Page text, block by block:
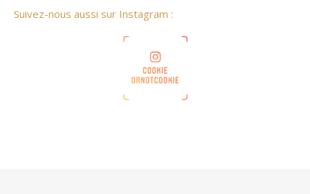
Suivez-nous aussi sur Instagram :